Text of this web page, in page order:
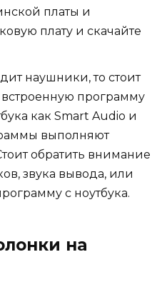
платы и
плату и скачайте
наушники, то стоит
программу
как Smart Audio и
выполняют
обратить внимание
звука вывода, или
с ноутбука.
на